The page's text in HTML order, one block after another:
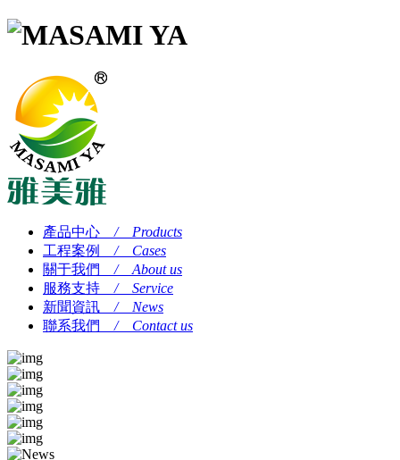
產品中心 / Products
工程案例
/ Cases
關于我們
/ About us
服務支持 / Service
新聞資訊 / News
聯系我們
/ Contact us